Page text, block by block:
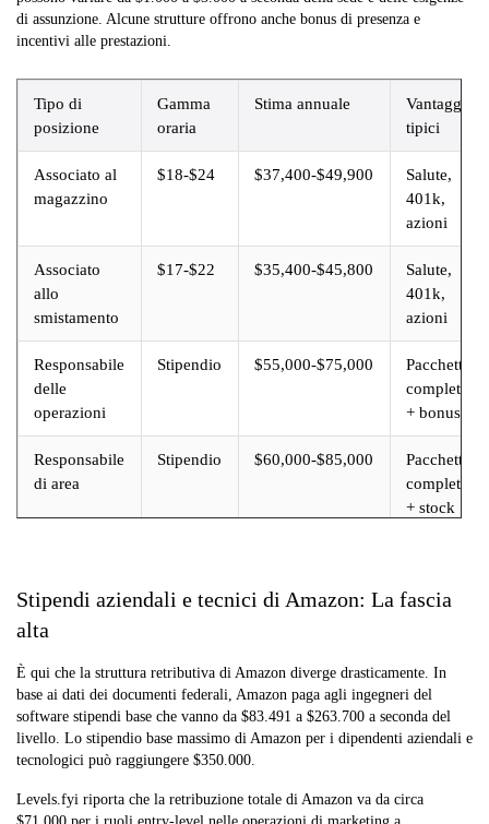
di assunzione. Alcune strutture offrono anche bonus di presenza e
incentivi alle prestazioni.
Tipo di
posizione
Gamma
oraria
Stima annuale
Vantaggi
tipici
Associato al
magazzino
$18-$24 $37,400-$49,900
Salute,
401k,
azioni
Associato
allo
smistamento
$17-$22 $35,400-$45,800
Salute,
401k,
azioni
Responsabile
delle
operazioni
Stipendio $55,000-$75,000
Pacchetto
completo
+ bonus
Responsabile
di area
Stipendio $60,000-$85,000
Pacchetto
completo
+ stock
Stipendi aziendali e tecnici di Amazon: La fascia
alta
È qui che la struttura retributiva di Amazon diverge drasticamente. In
base ai dati dei documenti federali, Amazon paga agli ingegneri del
software stipendi base che vanno da $83.491 a $263.700 a seconda del
livello. Lo stipendio base massimo di Amazon per i dipendenti aziendali e
tecnologici può raggiungere $350.000.
Levels.fyi riporta che la retribuzione totale di Amazon va da circa